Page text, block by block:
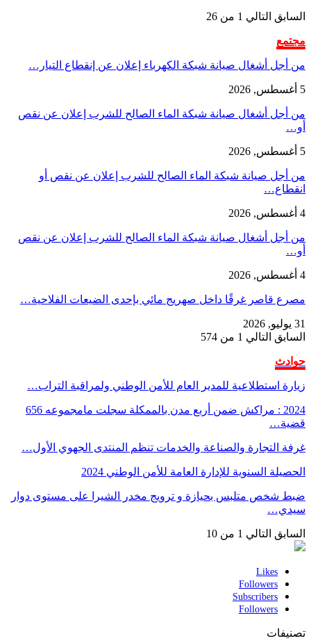
السابق التالي 1 من 26
مجتمع
من أجل أشغال صيانة شبكة الكهرباء إعلان عن إنقطاع التيار…
5 أغسطس, 2026
من أجل أشغال صيانة شبكة الماء الصالح للشرب إعلان عن نقص
أو…
5 أغسطس, 2026
من أجل صيانة شبكة الماء الصالح للشرب إعلان عن نقص أو
انقطاع…
4 أغسطس, 2026
من أجل أشغال صيانة شبكة الماء الصالح للشرب إعلان عن نقص
أو…
4 أغسطس, 2026
مصرع قاصر غرقًا داخل صهريج مائي بإحدى الضيعات الفلاحية…
31 يوليو, 2026
السابق التالي 1 من 574
حوادث
زيارة استطلاعية للمدير العام للأمن الوطني ولمراقبة التراب…
2024 : مراكش ضمن أربع مدن بالممكلة سجلت مامجموعه 656
قضية…
غرفة التجارة والصناعة والخدمات تنظم المنتدى الجهوي الأول…
الحصيلة السنوية للإدارة العامة للأمن الوطني 2024
ضبط شخص متلبس بحيازة و ترويج مخدر الشيرا على مستوى دوار
سيدي…
السابق التالي 1 من 10
Likes
Followers
Subscribers
Followers
تصنيفات